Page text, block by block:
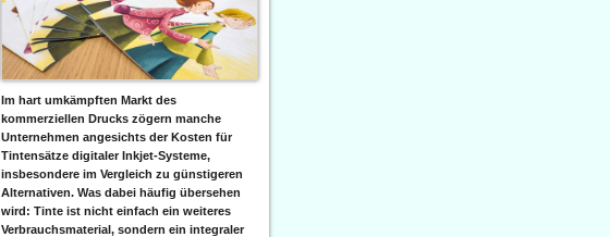
Im hart umkämpften Markt des
kommerziellen Drucks zögern manche
Unternehmen angesichts der Kosten für
Tintensätze digitaler Inkjet-Systeme,
insbesondere im Vergleich zu günstigeren
Alternativen. Was dabei häufig übersehen
wird: Tinte ist nicht einfach ein weiteres
Verbrauchsmaterial, sondern ein integraler